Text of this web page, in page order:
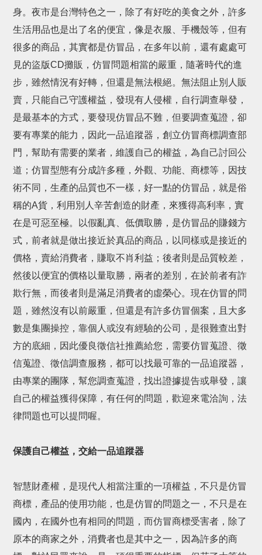
身。夜市是台灣特色之一，除了有好吃的美食之外，許多
生活用品也是出了名的便宜，像是衣服、手機殼等，但有
很多的商品，其實都是仿冒品，在多年以前，還有處處可
見的盜版CD攤販，仿冒問題相當的嚴重，隨著時代的進
步，雖然情況有好轉，但還是無法根絕。無法阻止別人販
賣，只能自己守護權益，發現有人侵權，自行調查舉發，
是最基本的方式，要發現仿冒品不難，但要調查蒐證，卻
要有專業的能力，因此一品追蹤器，創立仿冒商標調查部
門，幫助有需要的業者，維護自己的權益，為自己討回公
道；仿冒型態有分成許多種，外觀、功能、商標等，因技
術不同，生產的品質也不一樣，好一點的仿冒品，就是俗
稱的A貨，利用別人辛苦創造的財產，來獲得高利率，實
在是可惡至極。以假亂真、低價取勝，是仿冒品的賺錢方
式，前者就是做出接近於真品的商品，以同樣或是接近的
價格，賣給消費者，賺取不肖利益；後者則是品質較差，
然後以便宜的價格以量取勝，兩者的差別，在於前者有詐
欺行無，而後者則是滿足消費者的虛榮心。現在仿冒的問
題，雖然沒有以前嚴重，但還是有許多仿冒個案，且大多
數是集團操控，靠個人或沒有經驗的公司，是很難查出對
方的底細，因此優良徵信社推薦給您，需要仿冒蒐證、徵
信蒐證、徵信調查服務，都可以找最可靠的一品追蹤器，
由專業的團隊，幫您調查蒐證，找出證據提告或舉發，讓
自己的權益獲得保障，有任何的問題，歡迎來電洽詢，法
律問題也可以提問喔。
保護自己權益，交給一品追蹤器
智慧財產權，是現代人相當注重的一項權益，不只是仿冒
商標，產品的使用功能，也是仿冒的問題之一，不只是在
國內，在國外也有相同的問題，而仿冒商標受害者，除了
原本的商家之外，消費者也是其中之一，因為許多的商